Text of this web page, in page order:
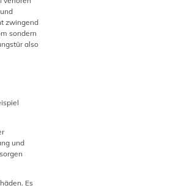
zwingend
sondern
also
und
Es